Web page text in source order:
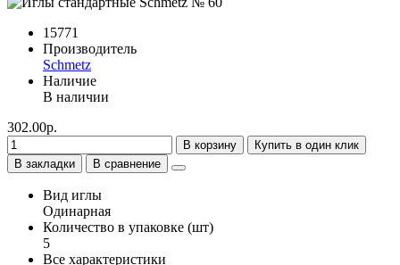
15771
Производитель
Schmetz
Наличие
В наличии
302.00р.
В корзину
Купить в один клик
В закладки
В сравнение
Вид иглы
Одинарная
Количество в упаковке (шт)
5
Все характеристики